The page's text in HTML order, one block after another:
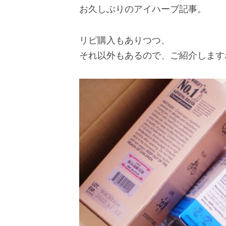
お久しぶりのアイハーブ記事。
リピ購入もありつつ、
それ以外もあるので、ご紹介しま